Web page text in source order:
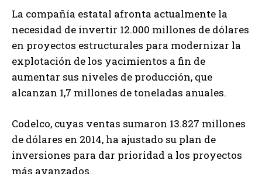
La compañía estatal afronta actualmente la
necesidad de invertir 12.000 millones de dólares
en proyectos estructurales para modernizar la
explotación de los yacimientos a fin de
aumentar sus niveles de producción, que
alcanzan 1,7 millones de toneladas anuales.
Codelco, cuyas ventas sumaron 13.827 millones
de dólares en 2014, ha ajustado su plan de
inversiones para dar prioridad a los proyectos
más avanzados.